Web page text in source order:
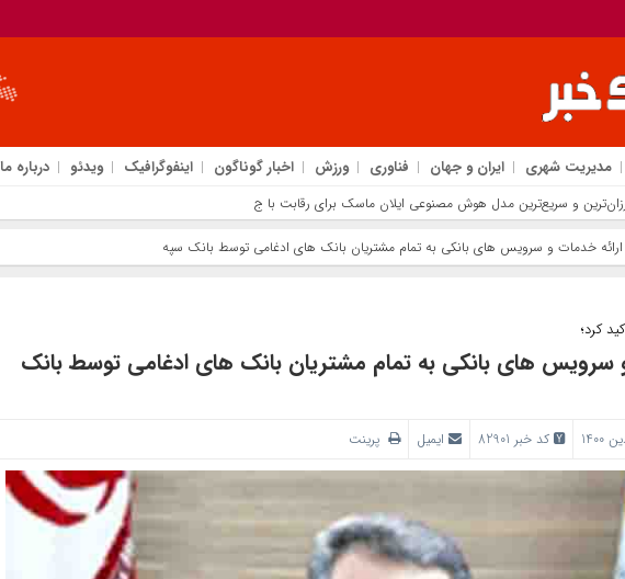
مدیریت شهری ایران و جهان فناوری ورزش اخبار گوناگون اینفوگرافیک ویدئو درباره ما
ارائه خدمات و سرویس های بانکی به تمام مشتریان بانک های ادغامی توسط بانک سپه
کرد؛
سرویس های بانکی به تمام مشتریان بانک های ادغامی توسط بانک
کد خبر 82901 ایمیل پرینت